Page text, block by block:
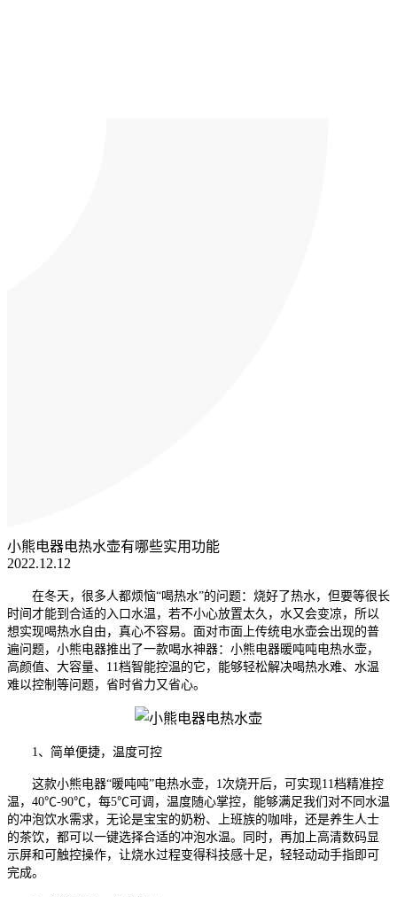
小熊电器电热水壶有哪些实用功能
2022.12.12
在冬天， 很多人都烦恼“喝热水”的问题： 烧好了热水， 但要等很长
时间才能到合适的入口水温 ， 若不小心放置太久 ， 水又会变凉 ，所以
想实现喝热水自由，真心不容易。面对市面上传统电水壶会出现的普
遍问题， 小熊电器推出 了一款喝水神器： 小熊电器暖吨吨电热水壶，
高颜值、大容量、 11档智能控温的它 ， 能够轻松解决喝热水难、水温
难以控制 等问题，省时省力又省心。
1、简单便捷，温度可控
这款小熊电器“暖吨吨”电热水壶， 1次烧开后，可实现11档精准控
温 ， 40℃-90℃， 每5℃可调 ， 温度随心掌控， 能够满足我们对不同水温
的冲泡饮水需求， 无论是宝宝的奶粉、 上班族的咖啡， 还是养生人士
的茶饮， 都可以一键选择合适的冲泡水温。 同时， 再加上高清数码显
示屏和 可触控操作， 让烧水过程变得科技感十足 ， 轻轻动动手指即可
完成。